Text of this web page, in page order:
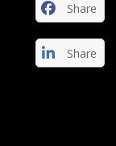
Share
Share